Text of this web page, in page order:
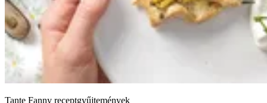
Tante Fanny receptgyűjtemények